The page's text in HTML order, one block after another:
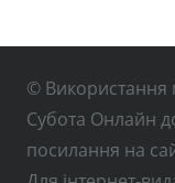
© Використання
Субота Онлайн
посилання на